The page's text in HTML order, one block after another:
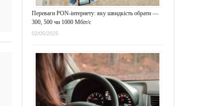
Переваги PON-інтернету: яку швидкість обрати —
300, 500 чи 1000 Мбіт/с
02/05/2025